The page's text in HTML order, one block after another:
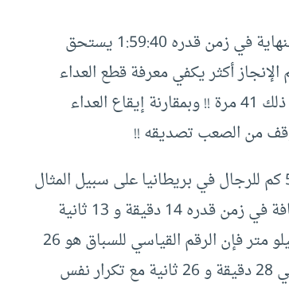
قبل التطرق لتفاصيل ماجرى تجدر الإشارة إلى أن عبور خط النهاية في زمن قدره 1:59:40 يستحق
أكثر يكفي معرفة قطع العداء
مسافة كيلو متر واحد بزمن أقل من دقيقتين و50 ثانية وتكرار ذلك 41 مرة !! وبمقارنة إيقاع العداء
من الصعب تصديقه !!
وفقا للأرقام المسجلة سنجد أن متوسط الوقت لإنهاء مسافة 5 كم للرجال في بريطانيا على سبيل المثال
هو 29 دقيقة و 8 ثوان بينما أنهى العداء كيبشوجي نفس المسافة في زمن قدره 14 دقيقة و 13 ثانية
وكرر ذلك 8 مرات خلال الماراثون.وبمقارنة ذلك مع سباق 10 كيلو متر فإن الرقم القياسي للسباق هو 26
دقيقة 16 ثانية نجد أن العداء كيبشوجي أنهى نفس المسافة في 28 دقيقة و 26 ثانية مع تكرار نفس